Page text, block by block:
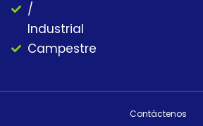
/
Industrial
Campestre
Contáctenos